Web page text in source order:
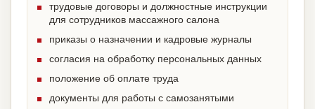
трудовые договоры и должностные инструкции
для сотрудников массажного салона
приказы о назначении и кадровые журналы
согласия на обработку персональных данных
положение об оплате труда
документы для работы с самозанятыми